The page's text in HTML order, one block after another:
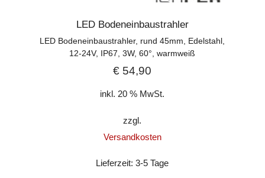
LED Bodeneinbaustrahler
LED Bodeneinbaustrahler, rund 45mm, Edelstahl,
12-24V, IP67, 3W, 60°, warmweiß
€ 54,90
inkl. 20 % MwSt.
zzgl.
Versandkosten
Lieferzeit:3-5 Tage